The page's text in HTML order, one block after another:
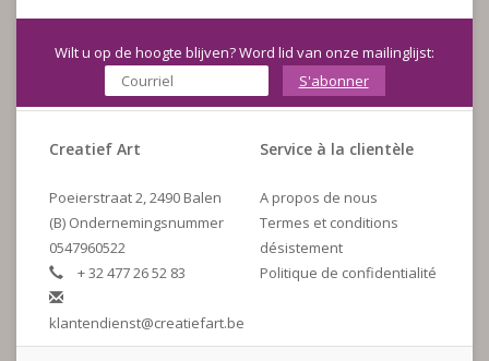
Wilt u op de hoogte blijven? Word lid van onze mailinglijst:
S'abonner
Creatief Art
Poeierstraat 2, 2490 Balen
(B) Ondernemingsnummer
0547960522
+ 32 477 26 52 83
klantendienst@creatiefart.be
Service à la clientèle
A propos de nous
Termes et conditions
désistement
Politique de confidentialité